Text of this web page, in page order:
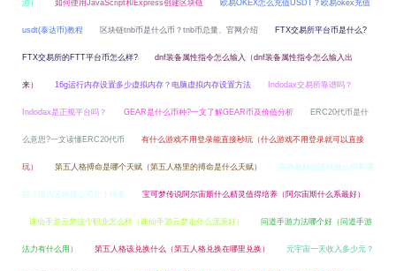
游） 如何使用JavaScript和Express创建区块链 欧易OKEX怎么充值USDT？欧易okex充值
usdt(泰达币)教程 区块链tnb币是什么币？tnb币总量、官网介绍 FTX交易所平台币是什么?
FTX交易所的FTT平台币怎么样? dnf装备属性指令怎么输入（dnf装备属性指令怎么输入出
来） 16g运行内存设置多少虚拟内存？电脑虚拟内存设置方法 Indodax交易所靠谱吗？
Indodax是正规平台吗？ GEAR是什么币种?一文了解GEAR币及价值分析 ERC20代币是什
么意思?一文读懂ERC20代币 有什么游戏不用登录能直接秒玩（什么游戏不用登录就可以直接
玩） 第五人格搏命是哪个天赋（第五人格里的搏命是什么天赋） 国内最好的区块链公司有哪
些？国内区块链公司前十排名 宝可梦传说阿尔宙斯什么精灵值得培养（阿尔宙斯什么系最好）
诛仙手游云梦这个职业怎么样（诛仙手游云梦走什么流派好） 问道手游力法哪个好（问道手游
法力有什么用） 第五人格该兑换什么（第五人格兑换在哪里兑换） 元宇宙一天收入多少元？